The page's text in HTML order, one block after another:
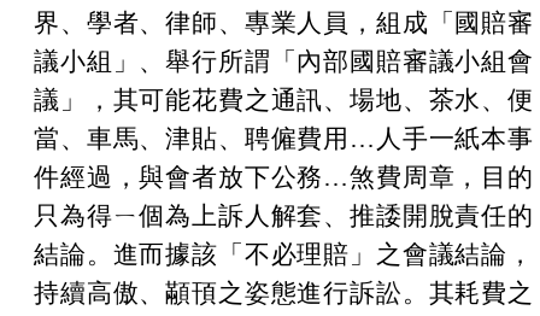
界、學者、律師、專業人員，組成「國賠審
議小組」、舉行所謂「內部國賠審議小組會
議」，其可能花費之通訊、場地、茶水、便
當、車馬、津貼、聘僱費用 … 人手一紙本事
件經過，與會者放下公務…煞費周章，目的
只為得ㄧ個為上訴人解套、推諉開脫責任的
結論。進而據該「不必理賠」之會議結論，
持續高傲、顢頇之姿態進行訴訟。其耗費之